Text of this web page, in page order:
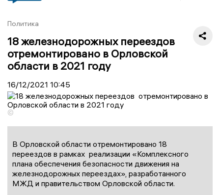
Политика
18 железнодорожных переездов
отремонтировано в Орловской
области в 2021 году
16/12/2021 10:45
©
В Орловской области отремонтировано 18
переездов в рамках реализации «Комплексного
плана обеспечения безопасности движения на
железнодорожных переездах», разработанного
МЖД и правительством Орловской области.